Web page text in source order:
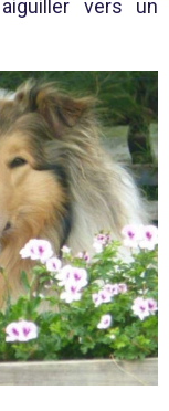
vers un